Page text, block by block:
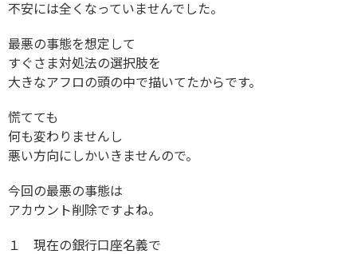
不安には全くなっていませんでした。
最悪の事態を想定して
すぐさま対処法の選択肢を
大きなアフロの頭の中で描いてたからです。
慌てても
何も変わりませんし
悪い方向にしかいきませんので。
今回の最悪の事態は
アカウント削除ですよね。
１ 現在の銀行口座名義で